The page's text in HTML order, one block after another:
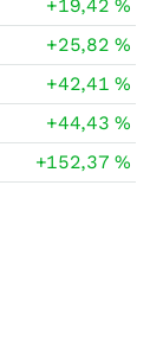
+19,42%
+25,82%
+42,41%
+44,43%
+152,37%